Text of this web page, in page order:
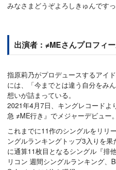
みなさまどうぞよろしきゅんです
出演者：≠MEさんプロフィ
指原莉乃がプロデュースするアイ
には、「今までとは違う自分をみ
想いが詰まっている。
2021年4月7日、キングレコードよ
急 ≠ME行き』でメジャーデビュー。
これまでに11作のシングルをリリ
ングルランキングトップ3入りを
に通算11枚目となるシングル『排
リコン 週間シングルランキング、